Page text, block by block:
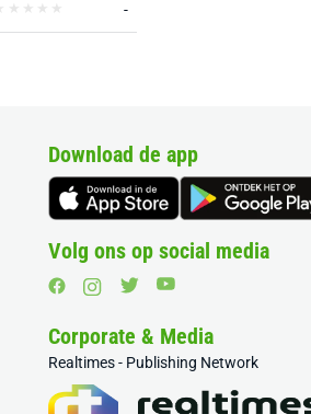
-
Download de app
Volg ons op social media
Corporate & Media
Realtimes - Publishing Network